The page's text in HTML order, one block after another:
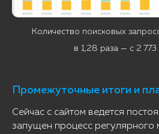
Количество поисковых
в 1,28 раза — с 2
Промежуточные итоги и
Сейчас с сайтом ведется
запущен процесс регулярного